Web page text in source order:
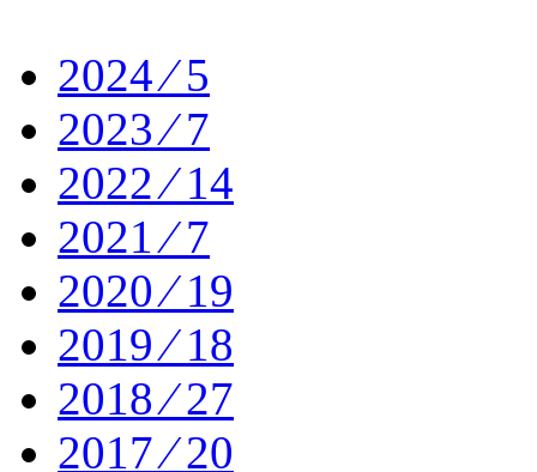
2024 ⁄ 5
2023 ⁄ 7
2022 ⁄ 14
2021 ⁄ 7
2020 ⁄ 19
2019 ⁄ 18
2018 ⁄ 27
2017 ⁄ 20